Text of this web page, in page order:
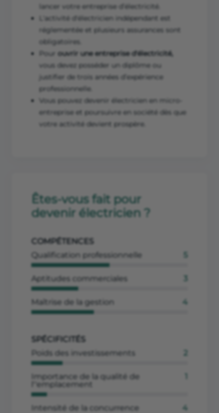
lancer votre entreprise d’électricité.
L'activité d'électricien indépendant est
réglementée et plusieurs assurances sont
obligatoires.
Pour ouvrir une entreprise d'électricité,
vous devez posséder un diplôme ou
justifier de trois années d’expérience
professionnelle.
Vous pouvez devenir électricien en micro-
entreprise et poursuivre en société dès que
votre activité devient prospère.
Êtes-vous fait pour
devenir électricien ?
COMPÉTENCES
Qualification professionnelle
Aptitudes commerciales
Maîtrise de la gestion 4
SPÉCIFICITÉS
Poids des investissements
Importance de la qualité de
l''emplacement
Intensité de la concurrence 4